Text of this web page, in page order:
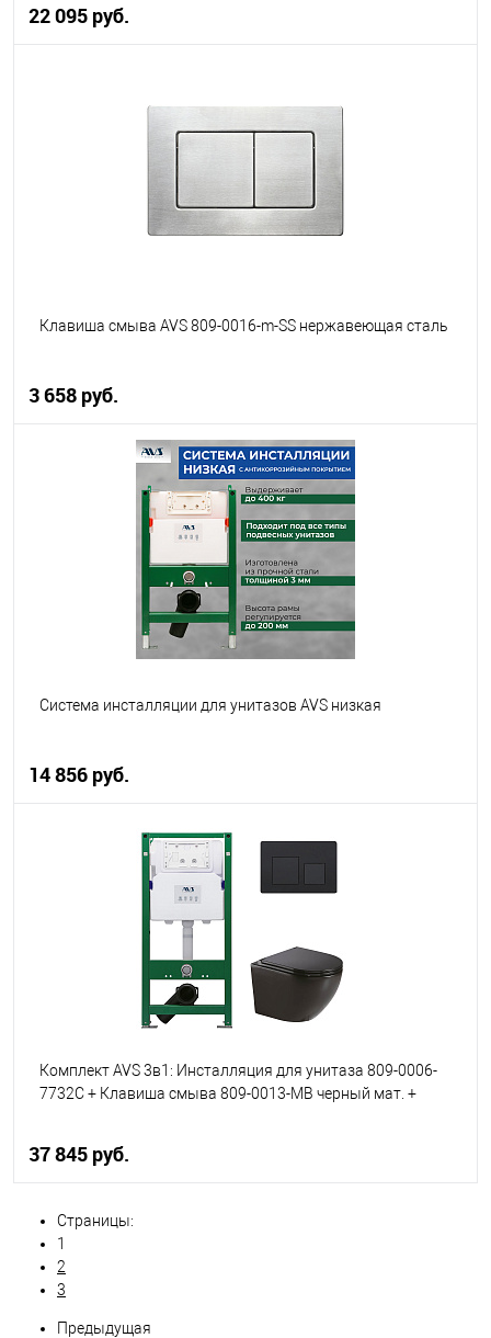
22 095 руб.
В наличии
Клавиша смыва AVS 809-0016-m-SS нержавеющая сталь
3 658 руб.
В корзину
В наличии
Система инсталляции для унитазов AVS низкая
14 856 руб.
В корзину
В наличии
Комплект AVS 3в1: Инсталляция для унитаза 809-0006-
7732C + Клавиша смыва 809-0013-MB черный мат. +
37 845 руб.
В избранное
Страницы:
1
2
3
Предыдущая